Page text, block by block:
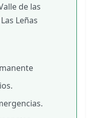
de las
Leñas